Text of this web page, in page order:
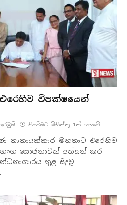
විපක්ෂයෙන්
කියවීමට මිනිත්තු 1ක් ගතවේ.
නානායක්කාර මහතාට එරෙහිව
යෝජනාවක් අත්සන් කර
තුළ සිදුවූ